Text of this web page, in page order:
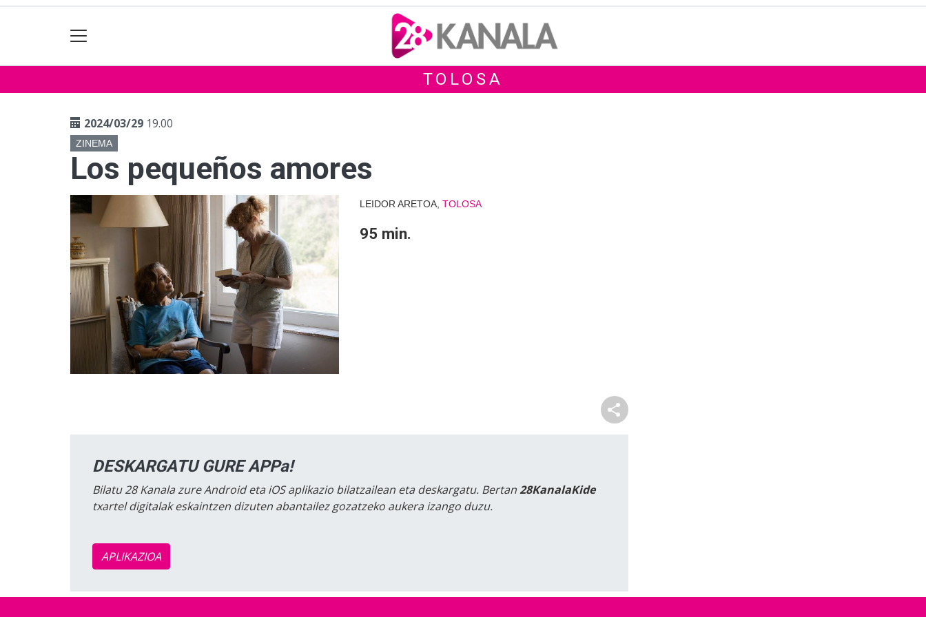
TOLOSA
2024/03/29 19.00
ZINEMA
Los pequeños amores
LEIDOR ARETOA, TOLOSA
95 min.
DESKARGATU GURE APPa!
Bilatu 28 Kanala zure Android eta iOS aplikazio bilatzailean eta deskargatu. Bertan28KanalaKide
txartel digitalak eskaintzen dizuten abantailez gozatzeko aukera izango duzu.
APLIKAZIOA